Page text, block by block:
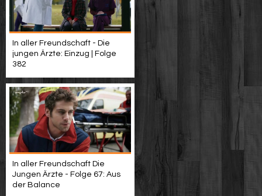
In aller Freundschaft - Die
jungen Ärzte: Einzug | Folge
382
In aller Freundschaft Die
Jungen Ärzte - Folge 67: Aus
der Balance